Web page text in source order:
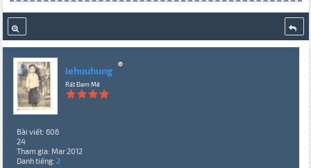
lehuuhung
Rất Đam Mê
Bài viết: 606
24
Tham gia: Mar 2012
Danh tiếng: 2